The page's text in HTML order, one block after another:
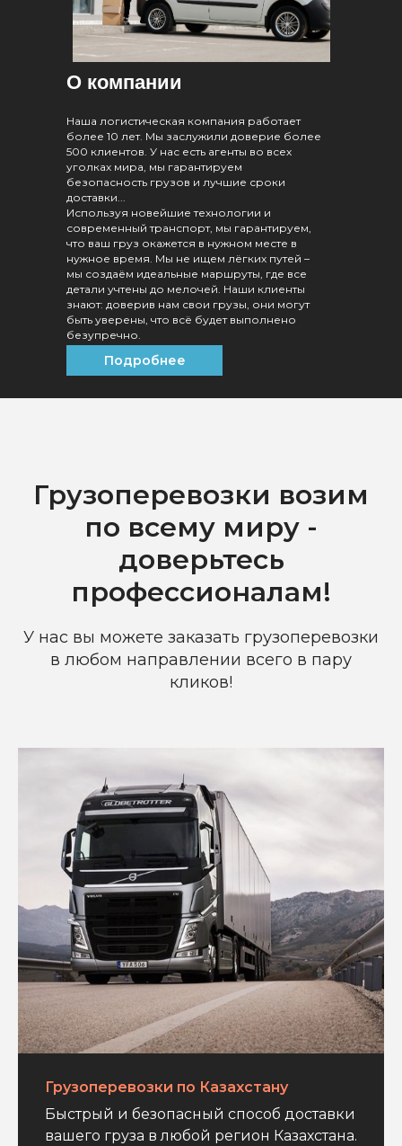
О компании
Наша логистическая компания работает
более 10 лет. Мы заслужили доверие более
500 клиентов. У нас есть агенты во всех
уголках мира, мы гарантируем
безопасность грузов и лучшие сроки
доставки...
Используя новейшие технологии и
современный транспорт, мы гарантируем,
что ваш груз окажется в нужном месте в
нужное время. Мы не ищем лёгких путей –
мы создаём идеальные маршруты, где все
детали учтены до мелочей. Наши клиенты
знают: доверив нам свои грузы, они могут
быть уверены, что всё будет выполнено
безупречно.
Подробнее
Грузоперевозки возим
по всему миру -
доверьтесь
профессионалам!
У нас вы можете заказать грузоперевозки
в любом направлении всего в пару
кликов!
Грузоперевозки по Казахстану
Быстрый и безопасный способ доставки
вашего груза в любой регион Казахстана.